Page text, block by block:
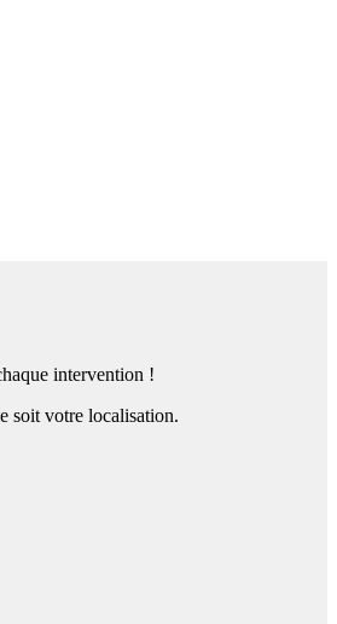
intervention !
soit votre localisation.